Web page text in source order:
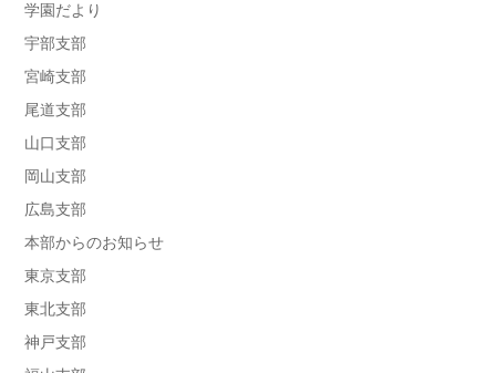
学園だより
宇部支部
宮崎支部
尾道支部
山口支部
岡山支部
広島支部
本部からのお知らせ
東京支部
東北支部
神戸支部